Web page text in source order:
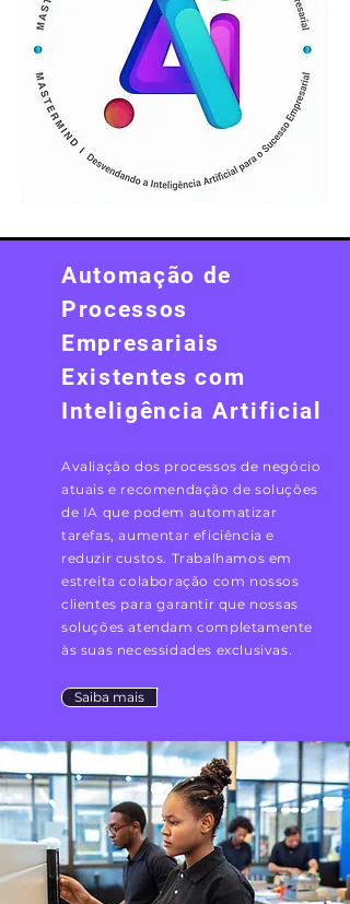
Automação de
Processos
Empresariais
Existentes com
Inteligência Artificial
Avaliação dos processos de negócio
atuais e recomendação de soluções
de IA que podem automatizar
tarefas, aumentar eficiência e
reduzir custos. Trabalhamos em
estreita colaboração com nossos
clientes para garantir que nossas
soluções atendam completamente
às suas necessidades exclusivas.
Saiba mais